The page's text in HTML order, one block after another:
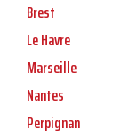
Brest
Le Havre
Marseille
Nantes
Perpignan